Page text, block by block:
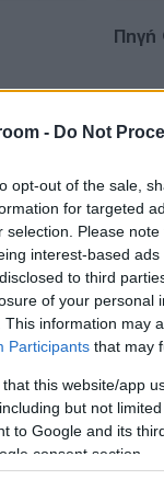
- Do Not
opt-out of the sale,
for targeted
selection. Please
interest-based
to third
of your personal
This information may
Participants that may
that this website/app
but not
to Google and its
consent section.
Ισραέλ
εκ νέου σε
το
υποστήριξε
έχει
δεν έχει
στόχους της
για
να
ο